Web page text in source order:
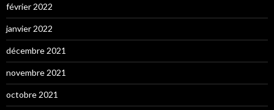
février 2022
janvier 2022
décembre 2021
novembre 2021
octobre 2021